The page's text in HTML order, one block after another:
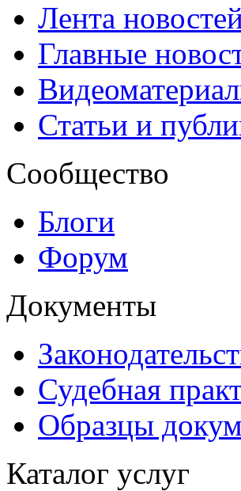
Лента
Главные
Статьи и
Сообщество
Блоги
Форум
Документы
Судебная
Образцы
Каталог услуг